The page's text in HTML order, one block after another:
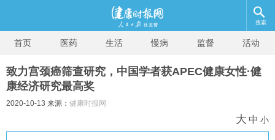
搜索
首页 医药 生活 慢病 监督 活动
致力宫颈癌筛查研究，中国学者获APEC健康女性·健
康经济研究最高奖
2020-10-13 来源： 健康时报网
大 中 小